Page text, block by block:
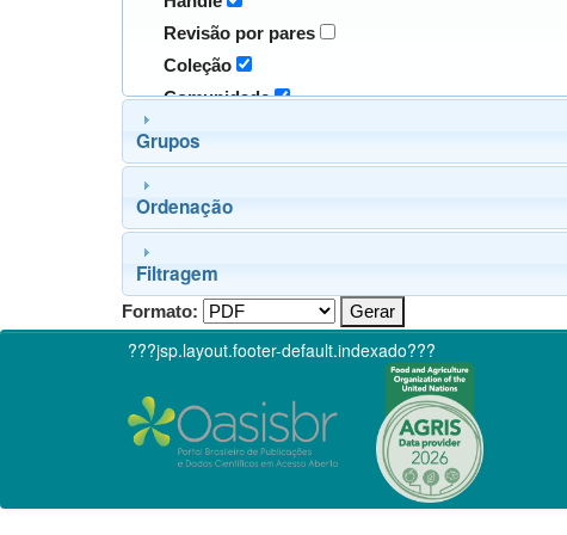
Revisão por pares
Coleção
Comunidade
Grupos
Ordenação
Filtragem
Formato:
???jsp.layout.footer-default.indexado???